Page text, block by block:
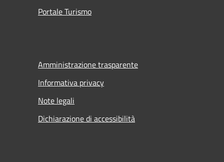
Portale Turismo
Amministrazione trasparente
Informativa privacy
Note legali
Dichiarazione di accessibilità